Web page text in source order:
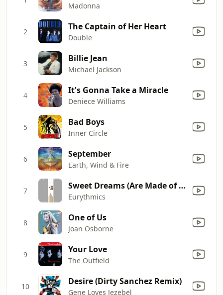
Madonna
2 The Captain of Her Heart
Double
3 Billie Jean
Michael Jackson
4 It's Gonna Take a Miracle
Deniece Williams
5 Bad Boys
Inner Circle
6 September
Earth, Wind & Fire
7 Sweet Dreams (Are Made of This)
Eurythmics
8 One of Us
Joan Osborne
9 Your Love
The Outfield
10 Desire (Dirty Sanchez Remix)
Gene Loves Jezebel